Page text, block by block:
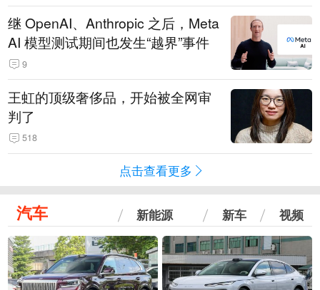
继 OpenAI、Anthropic 之后，Meta
AI 模型测试期间也发生“越界”事件
9
王虹的顶级奢侈品，开始被全网审
判了
518
点击查看更多
汽车 新能源 新车 视频